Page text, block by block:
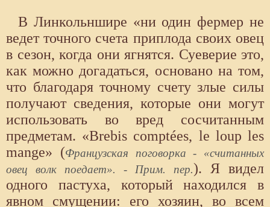
В Линкольншире «ни один фермер не
ведет точного счета приплода своих овец
в сезон, когда они ягнятся. Суеверие это,
как можно догадаться, основано на том,
что благодаря точному счету злые силы
получают сведения, которые они могут
использовать во вред сосчитанным
предметам. «Brebis comptées, le loup les
mange» (Французская поговорка - «считанных
овец волк поедает». - Прим. пер.). Я видел
одного пастуха, который находился в
явном смущении: его хозяин, во всем